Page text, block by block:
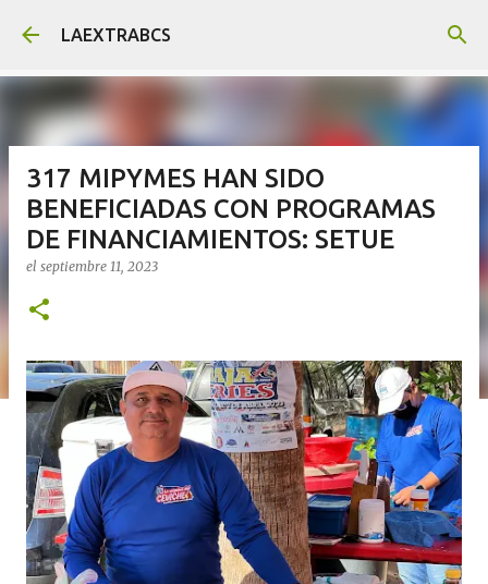
Ir al contenido principal
LAEXTRABCS
317 MIPYMES HAN SIDO
BENEFICIADAS CON PROGRAMAS
DE FINANCIAMIENTOS: SETUE
el septiembre 11, 2023